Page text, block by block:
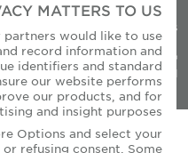
Privacy Policies
© Copyright Cushman & Wakefield Core 2026.
All Rights Reserved.
MATTERS TO US
partners would like to use
record information and
identifiers and standard
our website performs
our products, and for
and insight purposes.
Options and select your
or refusing consent. Some